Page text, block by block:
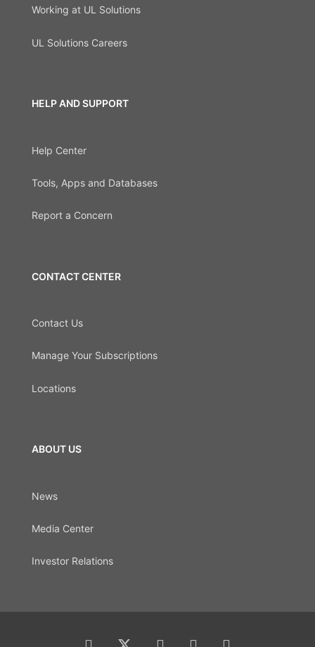
Working at UL Solutions
UL Solutions Careers
HELP AND SUPPORT
Help Center
Tools, Apps and Databases
Report a Concern
CONTACT CENTER
Contact Us
Manage Your Subscriptions
Locations
ABOUT US
News
Media Center
Investor Relations